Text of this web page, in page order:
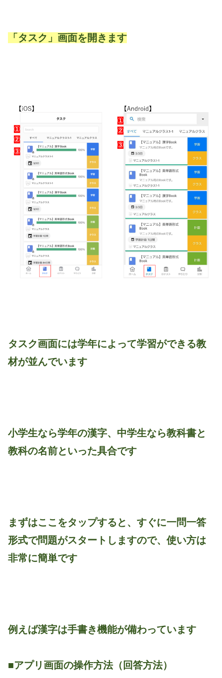
「タスク」画面を開きます
タスク画面には学年によって学習ができる教
材が並んでいます
小学生なら学年の漢字、中学生なら教科書と
教科の名前といった具合です
まずはここをタップすると、すぐに一問一答
形式で問題がスタートしますので、使い方は
非常に簡単です
例えば漢字は手書き機能が備わっています
■アプリ画面の操作方法（回答方法）